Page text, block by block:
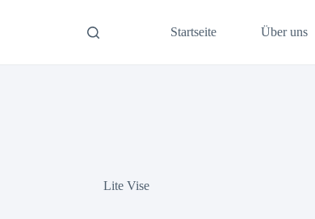
Startseite Über uns
Lite Vise